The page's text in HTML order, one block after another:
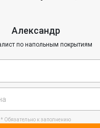
Александр
по напольным покрытиям
* Обязательно к заполнению